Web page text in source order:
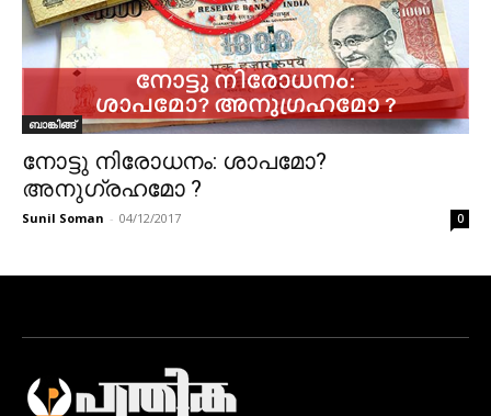
ബാങ്കിങ്ങ്
നോട്ടു നിരോധനം: ശാപമോ?
അനുഗ്രഹമോ ?
Sunil Soman - 04/12/2017 0